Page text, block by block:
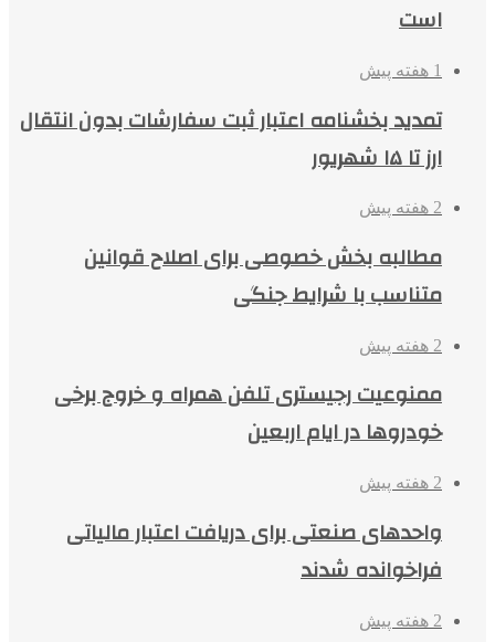
است
1 هفته پیش
تمدید بخشنامه اعتبار ثبت سفارشات بدون انتقال
ارز تا ۱۵ شهریور
2 هفته پیش
مطالبه بخش خصوصی برای اصلاح قوانین
متناسب با شرایط جنگی
2 هفته پیش
ممنوعیت رجیستری تلفن همراه و خروج برخی
خودروها در ایام اربعین
2 هفته پیش
واحدهای صنعتی برای دریافت اعتبار مالیاتی
فراخوانده شدند
2 هفته پیش